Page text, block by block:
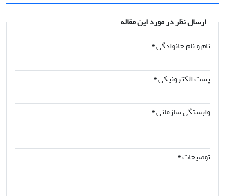
ارسال نظر در مورد این مقاله
نام و نام خانوادگی*
پست الکترونیکی*
وابستگی سازمانی *
توضیحات *